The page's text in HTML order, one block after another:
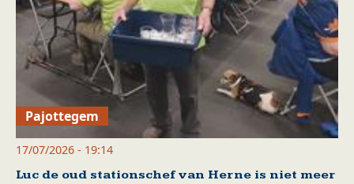
Pajottegem
17/07/2026 - 19:14
Luc de oud stationschef van Herne is niet meer